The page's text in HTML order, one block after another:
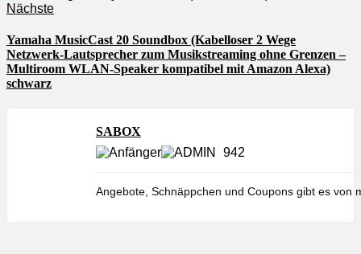
Nächste
Yamaha MusicCast 20 Soundbox (Kabelloser 2 Wege
Netzwerk-Lautsprecher zum Musikstreaming ohne Grenzen –
Multiroom WLAN-Speaker kompatibel mit Amazon Alexa)
schwarz
SABOX
942
Angebote, Schnäppchen und Coupons gibt es von